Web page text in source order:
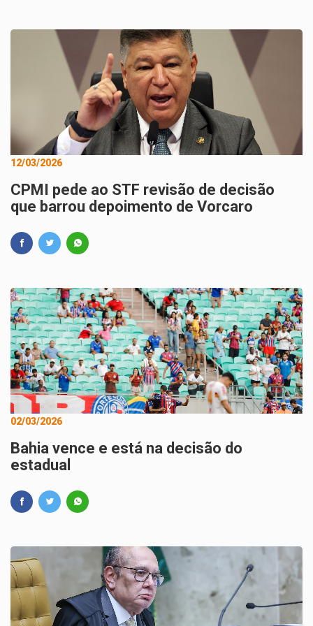
12/03/2026
CPMI pede ao STF revisão de decisão
que barrou depoimento de Vorcaro
02/03/2026
Bahia vence e está na decisão do
estadual